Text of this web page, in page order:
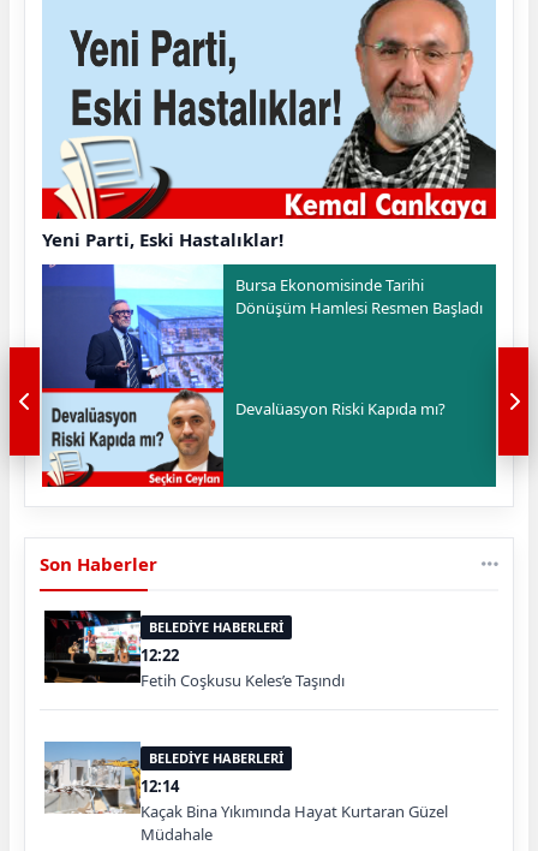
Yeni Parti, Eski Hastalıklar!
Bursa Ekonomisinde Tarihi
Dönüşüm Hamlesi Resmen Başladı
Devalüasyon Riski Kapıda mı?
Son Haberler
BELEDİYE HABERLERİ
12:22
Fetih Coşkusu Keles’e Taşındı
BELEDİYE HABERLERİ
12:14
Kaçak Bina Yıkımında Hayat Kurtaran Güzel
Müdahale